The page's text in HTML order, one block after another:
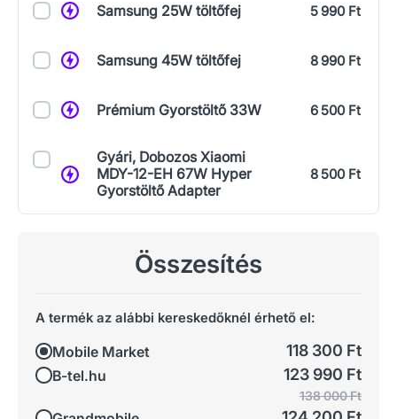
Samsung 25W töltőfej 5 990 Ft
Samsung 45W töltőfej 8 990 Ft
Prémium Gyorstöltő 33W 6 500 Ft
Gyári, Dobozos Xiaomi
MDY-12-EH 67W Hyper
Gyorstöltő Adapter
8 500 Ft
Összesítés
A termék az alábbi kereskedőknél érhető el:
Mobile Market 118 300 Ft
B-tel.hu 123 990 Ft
138 000 Ft